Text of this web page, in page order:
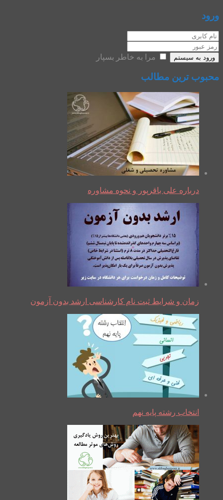
ورود
ورود به سیستم مرا به خاطر بسپار
محبوب ترین مطالب
درباره علی باقرپور و نحوه مشاوره
زمان و شرایط ثبت نام کارشناسی ارشد بدون آزمون
انتخاب رشته پایه نهم